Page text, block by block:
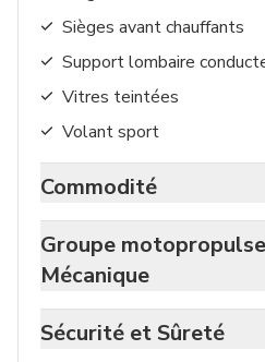
Sièges avant chauffants
Support lombaire
Vitres teintées
Volant sport
Commodité
Groupe
Mécanique
Sécurité et Sûreté